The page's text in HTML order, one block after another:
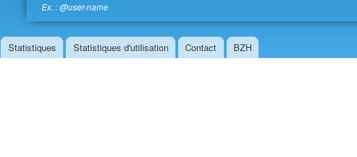
Ex. : @user-name
Statistiques Statistiques d'utilisation Contact BZH